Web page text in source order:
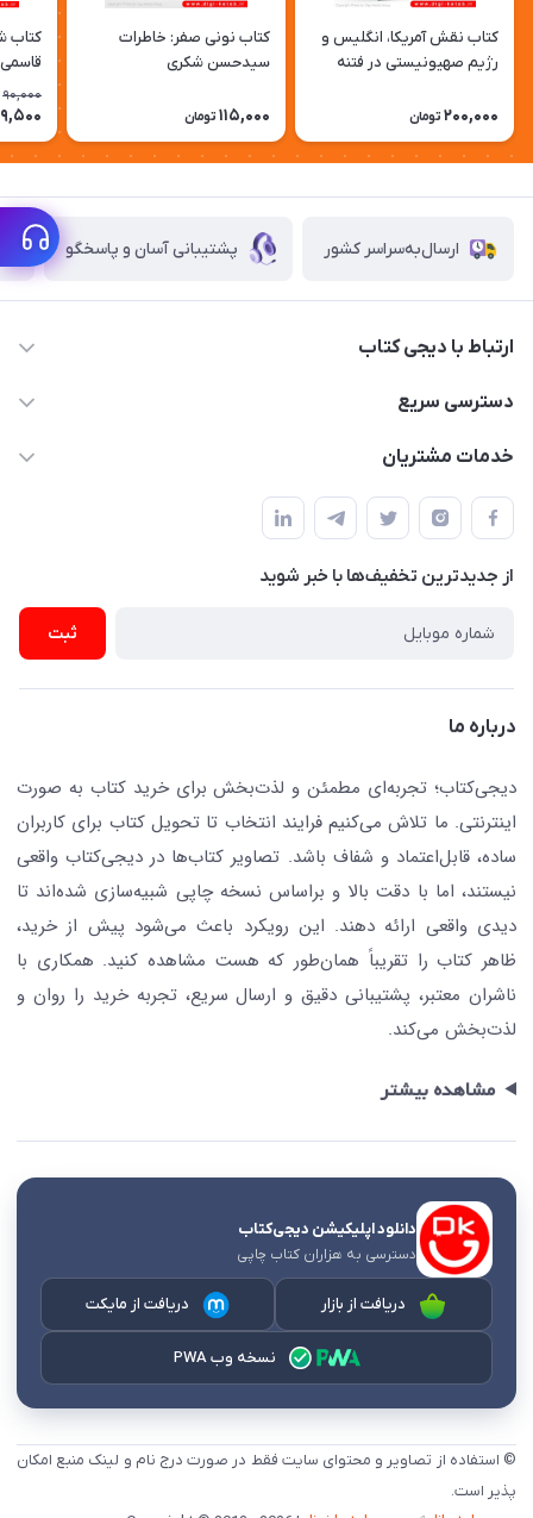
کتاب نقش آمریكا، انگلیس و
رژیم صهیونیستی در فتنه
200,000 تومان
کتاب نونی صفر: خاطرات
سیدحسن شکری
115,000 تومان
کتاب
90,000
ارسال‌به‌سراسر کشور پشتیبانی آسان و پاسخگو
ارتباط با دیجی کتاب
021-66483376
پلیس امنیت .پلاک 150 (🚷 فروش فقط به صورت آنلاین)
دسترسی سریع
کتاب (دسته‌بندی)
ناشران همکار
نویسندگان و مترجمان
کافه دیجی کتاب
جستجو در سایت
کتابیاب
خدمات مشتریان
راهنما
پیگیری سفارشات
رهگیری مرسولات پستی
ارسال تیکت پشتیبانی
از جدید‌ترین تخفیف‌ها با‌ خبر شوید
ثبت
درباره ما
دیجی‌کتاب؛ تجربه‌ای مطمئن و لذت‌بخش برای خرید کتاب به صورت
اینترنتی. ما تلاش می‌کنیم فرایند انتخاب تا تحویل کتاب برای کاربران
ساده، قابل‌اعتماد و شفاف باشد. تصاویر کتاب‌ها در دیجی‌کتاب واقعی
نیستند، اما با دقت بالا و براساس نسخه چاپی شبیه‌سازی شده‌اند تا
دیدی واقعی ارائه دهند. این رویکرد باعث می‌شود پیش از خرید،
ظاهر کتاب را تقریباً همان‌طور که هست مشاهده کنید. همکاری با
ناشران معتبر، پشتیبانی دقیق و ارسال سریع، تجربه خرید را روان و
لذت‌بخش می‌کند.
مشاهده بیشتر
دانلود اپلیکیشن دیجی‌کتاب
دسترسی به هزاران کتاب چاپی
دریافت از بازار دریافت از مایکت
نسخه وب PWA
© استفاده از تصاویر و محتوای سایت فقط در صورت درج نام و لینک منبع امکان
پذیر است.